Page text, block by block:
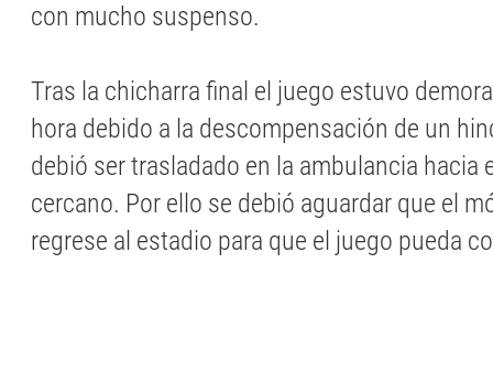
con mucho suspenso.
Tras la chicharra final el juego estuvo
hora debido a la descompensación de un
debió ser trasladado en la ambulancia hacia
cercano. Por ello se debió aguardar que el
regrese al estadio para que el juego pueda